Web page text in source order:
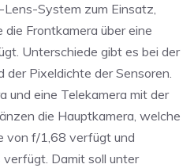
System zum Einsatz,
Frontkamera über eine
Unterschiede gibt es bei der
der Pixeldichte der Sensoren.
und eine Telekamera mit der
die Hauptkamera, welche
von f/1,68 verfügt und
verfügt. Damit soll unter